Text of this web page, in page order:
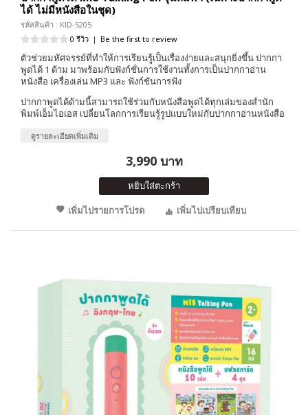
ได้ ไม่มีหนังสือในชุด)
รหัสสินค้า : KID-S205
0 รีวิว | Be the first to review
ตัวช่วยมหัศจรรย์ที่ทำให้การเรียนรู้เป็นเรื่องง่ายและสนุกยิ่งขึ้น ปากกา
พูดได้ 1 ด้าม มาพร้อมกับฟังก์ชั่นการใช้งานทั้งการเป็นปากกาอ่าน
หนังสือ เครื่องเล่น MP3 และ ฟังก์ชันการฟัง
ปากกาพูดได้ด้ามนี้สามารถใช้ร่วมกับหนังสือพูดได้ทุกเล่มของสำนัก
พิมพ์เอ็มไอเอส เปลี่ยนโลกการเรียนรู้รูปแบบใหม่กับปากกาอ่านหนังสือ
ดูรายละเอียดเพิ่มเติม
3,990 บาท
หยิบใส่ตะกร้า
เพิ่มไปรายการโปรด
เพิ่มไปเปรียบเทียบ